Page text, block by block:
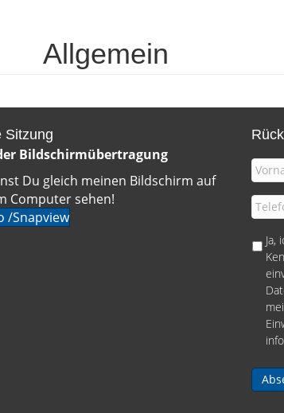
Allgemein
Sitzung
Bildschirmübertragung
Du gleich meinen Bildschirm auf
Computer sehen!
/Snapview
I
h
r
N
m
T
e
e
D
S
t
Ja,